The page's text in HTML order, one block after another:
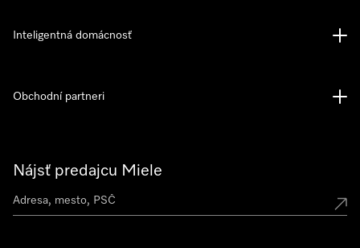
Nájsť predajcu Miele
Inteligentná domácnosť
Obchodní partneri